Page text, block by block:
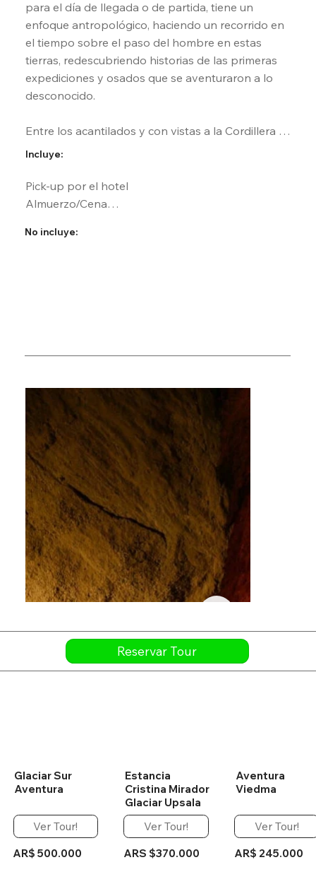
para el día de llegada o de partida, tiene un
enfoque antropológico, haciendo un recorrido en
el tiempo sobre el paso del hombre en estas
tierras, redescubriendo historias de las primeras
expediciones y osados que se aventuraron a lo
desconocido.
Entre los acantilados y con vistas a la Cordillera
de Los Andes, la excursion se enfoca en los
con los nativos, para luego ingresar en el mundo
Tehuelche. A orillas del lago se encuentran las
dejó sus marcas en la roca y que hoy nos
Incluye:
Pick-up por el hotel
Almuerzo/Cena
Chofer guía en Español/Ingles
No incluye:
Reservar Tour
Glaciar Sur
Aventura
Ver Tour!
AR$ 500.000
Estancia
Cristina Mirador
Glaciar Upsala
Ver Tour!
ARS $370.000
Aventura
Viedma
Ver Tour!
AR$ 245.000